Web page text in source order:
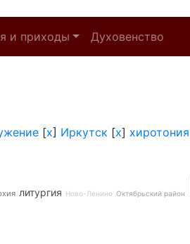
и приходы Духовенство
[x] Иркутск [x] хиротония
литургия Ново-Ленино Октябрьский район